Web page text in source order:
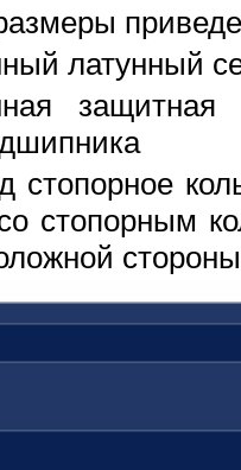
латунный
стопорное
стопорным
стороны